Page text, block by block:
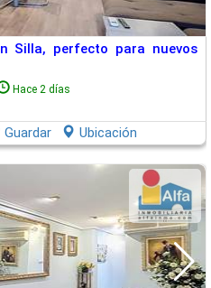
Silla, perfecto para nuevos
Hace 2 días
Guardar Ubicación